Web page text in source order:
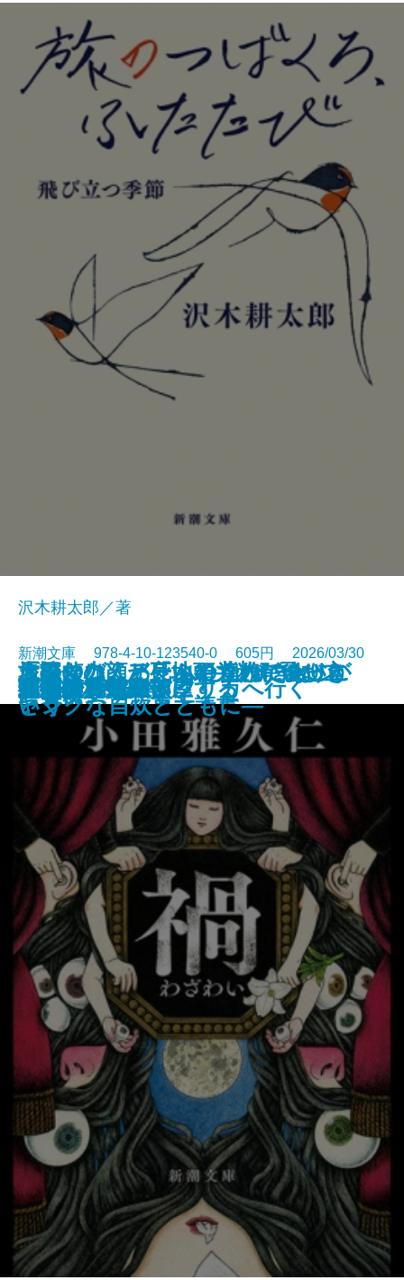
ドリトル先生アフリカへ行く
魔都シカモア
聖女の、遺産
重力アルケミック
最後の魔法
水─本の小説─
「読む力」と「地頭力」がいっき
に身につく 東大読書
ブルー ハワイ
可哀想な蠅
旅のつばくろ、ふたたび─飛び立
つ季節─
沢木耕太郎／著
新潮文庫 978-4-10-123540-0 605円 2026/03/30
禍
原田マハ、アートの達人に会いに
いく
遠い声、遠い部屋
連続殺人鬼の妻
夜が少女を探偵にする
文豪の花嫁
名探偵の顔が良い2―謎解きはジ
ャンクな自炊とともに―
戦慄
大好きな人、死んでくれてありが
とう
キツネ狩り